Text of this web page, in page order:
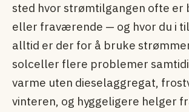
sted hvor strømtilgangen ofte er
eller fraværende — og hvor du i
alltid er der for å bruke
solceller flere problemer
varme uten dieselaggregat,
vinteren, og hyggeligere helger